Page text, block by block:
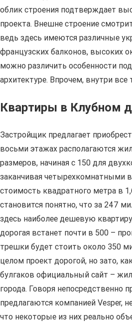
облик строения подтверждает
проекта. Внешне строение
ведь здесь имеются различные
французских балконов, высоких
можно различить особенности
архитектуре. Впрочем, внутри
Квартиры в Клубном
Застройщик предлагает
восьми этажах располагаются
размеров, начиная с 150 для
заканчивая четырехкомнатными
стоимость квадратного метра в
становится понятно, что за 247
здесь наиболее дешевую
дорогая встанет почти в 500 –
трешки будет стоить около 350
целом проект дорогой, но зато,
булгаков официальный сайт –
города. Говоря непосредственно
предлагаются компанией Vesper,
что некоторые из них реально